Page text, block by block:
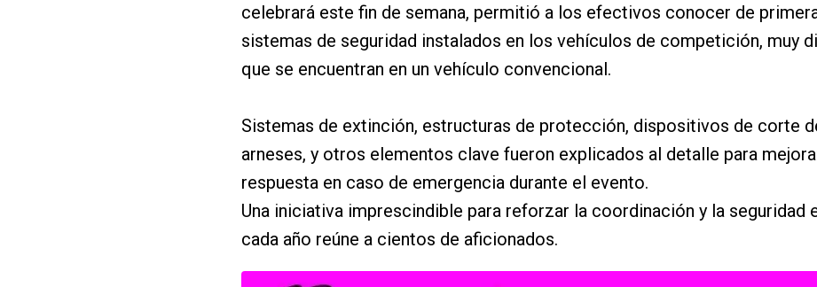
celebrará este fin de semana, permitió a los efectivos conocer de
sistemas de seguridad instalados en los vehículos de competición, muy
que se encuentran en un vehículo convencional.
Sistemas de extinción, estructuras de protección, dispositivos de corte
arneses, y otros elementos clave fueron explicados al detalle para
respuesta en caso de emergencia durante el evento.
Una iniciativa imprescindible para reforzar la coordinación y la seguridad
cada año reúne a cientos de aficionados.